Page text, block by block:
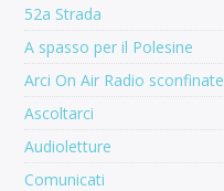
52a Strada
A spasso per il Polesine
Arci On Air Radio sconfinate
Ascoltarci
Audioletture
Comunicati